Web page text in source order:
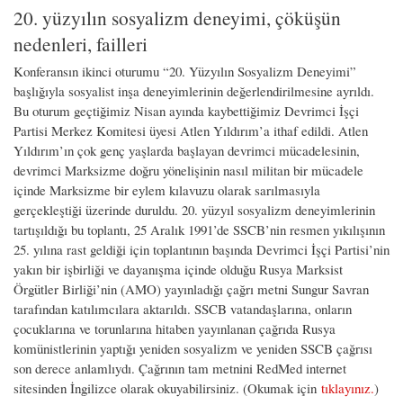
20. yüzyılın sosyalizm deneyimi, çöküşün
nedenleri, failleri
Konferansın ikinci oturumu “20. Yüzyılın Sosyalizm Deneyimi”
başlığıyla sosyalist inşa deneyimlerinin değerlendirilmesine ayrıldı.
Bu oturum geçtiğimiz Nisan ayında kaybettiğimiz Devrimci İşçi
Partisi Merkez Komitesi üyesi Atlen Yıldırım’a ithaf edildi. Atlen
Yıldırım’ın çok genç yaşlarda başlayan devrimci mücadelesinin,
devrimci Marksizme doğru yönelişinin nasıl militan bir mücadele
içinde Marksizme bir eylem kılavuzu olarak sarılmasıyla
gerçekleştiği üzerinde duruldu. 20. yüzyıl sosyalizm deneyimlerinin
tartışıldığı bu toplantı, 25 Aralık 1991’de SSCB’nin resmen yıkılışının
25. yılına rast geldiği için toplantının başında Devrimci İşçi Partisi’nin
yakın bir işbirliği ve dayanışma içinde olduğu Rusya Marksist
Örgütler Birliği’nin (AMO) yayınladığı çağrı metni Sungur Savran
tarafından katılımcılara aktarıldı. SSCB vatandaşlarına, onların
çocuklarına ve torunlarına hitaben yayınlanan çağrıda Rusya
komünistlerinin yaptığı yeniden sosyalizm ve yeniden SSCB çağrısı
son derece anlamlıydı. Çağrının tam metnini RedMed internet
sitesinden İngilizce olarak okuyabilirsiniz. (Okumak için tıklayınız.)